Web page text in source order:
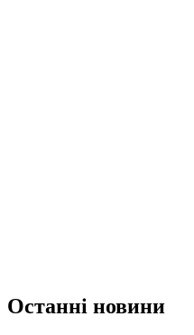
Останні новини